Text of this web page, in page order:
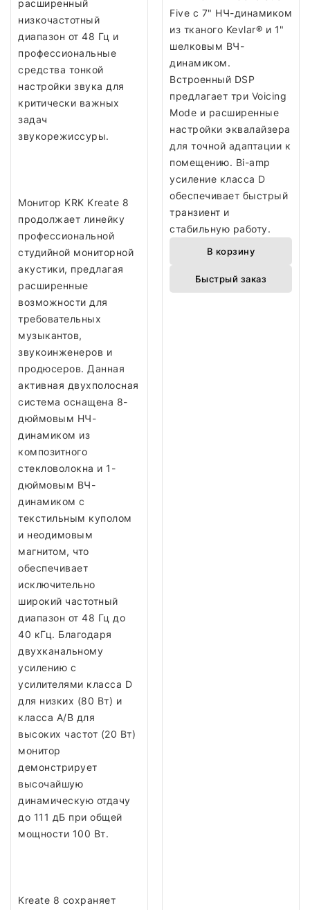
расширенный
низкочастотный
диапазон от 48 Гц и
профессиональные
средства тонкой
настройки звука для
критически важных
задач
звукорежиссуры.
Монитор KRK Kreate 8
продолжает линейку
профессиональной
студийной мониторной
акустики, предлагая
расширенные
возможности для
требовательных
музыкантов,
звукоинженеров и
продюсеров. Данная
активная двухполосная
система оснащена 8-
дюймовым НЧ-
динамиком из
композитного
стекловолокна и 1-
дюймовым ВЧ-
динамиком с
текстильным куполом
и неодимовым
магнитом, что
обеспечивает
исключительно
широкий частотный
диапазон от 48 Гц до
40 кГц. Благодаря
двухканальному
усилению с
усилителями класса D
для низких (80 Вт) и
класса A/B для
высоких частот (20 Вт)
монитор
демонстрирует
высочайшую
динамическую отдачу
до 111 дБ при общей
мощности 100 Вт.
Kreate 8 сохраняет
Five с 7" НЧ-динамиком
из тканого Kevlar® и 1"
шелковым ВЧ-
динамиком.
Встроенный DSP
предлагает три Voicing
Mode и расширенные
настройки эквалайзера
для точной адаптации к
помещению. Bi-amp
усиление класса D
обеспечивает быстрый
транзиент и
стабильную работу.
В корзину
Быстрый заказ